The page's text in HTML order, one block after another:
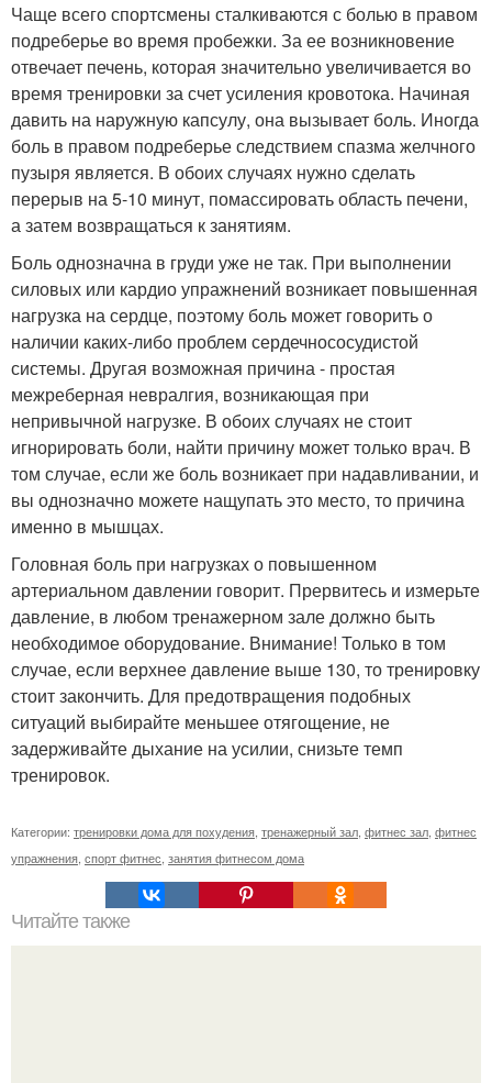
Чаще всего спортсмены сталкиваются с болью в правом
подреберье во время пробежки. За ее возникновение
отвечает печень, которая значительно увеличивается во
время тренировки за счет усиления кровотока. Начиная
давить на наружную капсулу, она вызывает боль. Иногда
боль в правом подреберье следствием спазма желчного
пузыря является. В обоих случаях нужно сделать
перерыв на 5-10 минут, помассировать область печени,
а затем возвращаться к занятиям.
Боль однозначна в груди уже не так. При выполнении
силовых или кардио упражнений возникает повышенная
нагрузка на сердце, поэтому боль может говорить о
наличии каких-либо проблем сердечнососудистой
системы. Другая возможная причина - простая
межреберная невралгия, возникающая при
непривычной нагрузке. В обоих случаях не стоит
игнорировать боли, найти причину может только врач. В
том случае, если же боль возникает при надавливании, и
вы однозначно можете нащупать это место, то причина
именно в мышцах.
Головная боль при нагрузках о повышенном
артериальном давлении говорит. Прервитесь и измерьте
давление, в любом тренажерном зале должно быть
необходимое оборудование. Внимание! Только в том
случае, если верхнее давление выше 130, то тренировку
стоит закончить. Для предотвращения подобных
ситуаций выбирайте меньшее отягощение, не
задерживайте дыхание на усилии, снизьте темп
тренировок.
Категории: тренировки дома для похудения тренажерный зал фитнес зал фитнес
упражнения спорт фитнес занятия фитнесом дома
Читайте также